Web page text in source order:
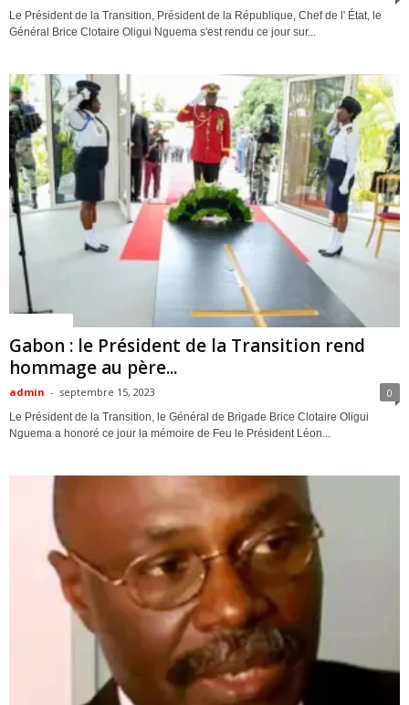
Le Président de la Transition, Président de la République, Chef de l' État, le
Général Brice Clotaire Oligui Nguema s'est rendu ce jour sur...
Gabon : le Président de la Transition rend
hommage au père...
admin - septembre 15, 2023 0
Le Président de la Transition, le Général de Brigade Brice Clotaire Oligui
Nguema a honoré ce jour la mémoire de Feu le Président Léon...